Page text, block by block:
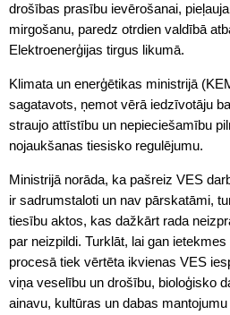
drošības prasību ievērošanai,
mirgošanu, paredz otrdien valdībā
Elektroenerģijas tirgus likumā.
Klimata un enerģētikas ministrijā
sagatavots, ņemot vērā iedzīvotāju
straujo attīstību un nepieciešamību
nojaukšanas tiesisko regulējumu.
Ministrijā norāda, ka pašreiz VES
ir sadrumstaloti un nav pārskatāmi,
tiesību aktos, kas dažkārt rada
par neizpildi. Turklāt, lai gan
procesā tiek vērtēta ikvienas VES
viņa veselību un drošību, bioloģisko
ainavu, kultūras un dabas